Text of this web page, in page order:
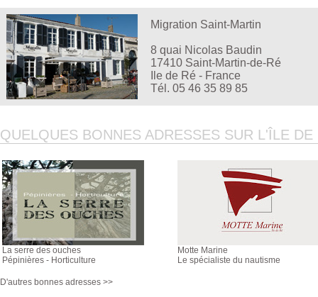
Migration Saint-Martin
8 quai Nicolas Baudin
17410 Saint-Martin-de-Ré
Ile de Ré - France
Tél. 05 46 35 89 85
QUELQUES BONNES ADRESSES SUR L'ÎLE DE
La serre des ouches
Pépinières - Horticulture
Motte Marine
Le spécialiste du nautisme
D'autres bonnes adresses >>